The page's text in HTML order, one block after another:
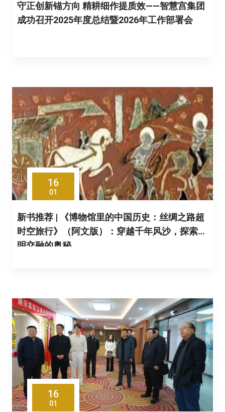
守正创新锚方向 精耕细作提质效——智慧宫集团
成功召开2025年度总结暨2026年工作部署会
16
01
新书推荐 | 《博物馆里的中国历史：丝绸之路超
时空旅行》（阿文版）：穿越千年风沙，探索文
明交融的奥秘
16
01